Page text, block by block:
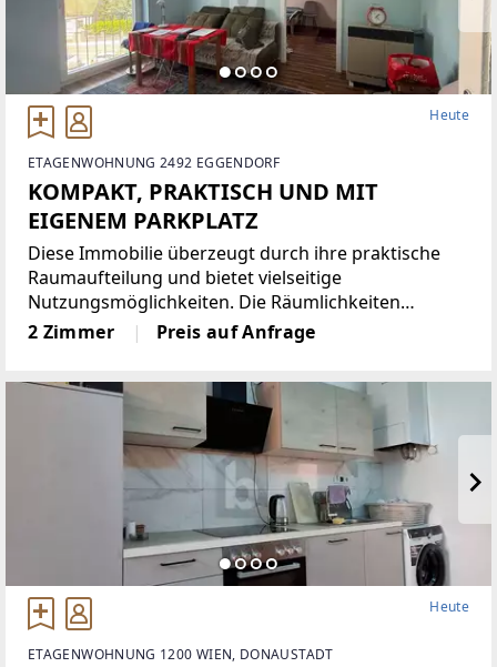
Heute
ETAGENWOHNUNG 2492 EGGENDORF
KOMPAKT, PRAKTISCH UND MIT
EIGENEM PARKPLATZ
Diese Immobilie überzeugt durch ihre praktische
Raumaufteilung und bietet vielseitige
Nutzungsmöglichkeiten. Die Räumlichkeiten
befinden sich im 2. Stock einer Wohnanlage und
verfügen über ein Kellerabteil sowie einen
2 Zimmer Preis auf Anfrage
Heute
ETAGENWOHNUNG 1200 WIEN, DONAUSTADT